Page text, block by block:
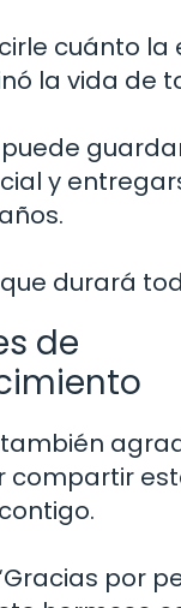
cuánto
la vida de
y
que durará
de
compartir
por